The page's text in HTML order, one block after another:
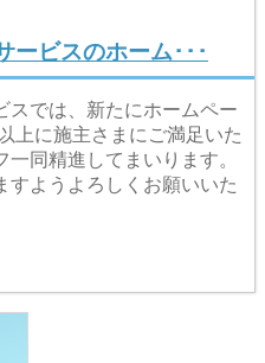
ービスのホーム･･･
スでは、新たにホームペー
上に施主さまにご満足いた
同精進してまいります。
すようよろしくお願いいた